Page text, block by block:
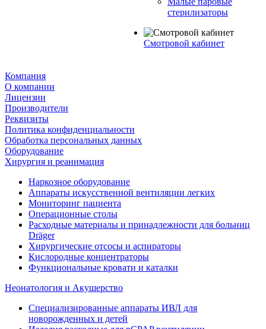
стерилизаторы
Смотровой кабинет
Компания
О компании
Лицензии
Производители
Реквизиты
Политика конфиденциальности
Обработка персональных данных
Оборудование
Хирургия и реанимация
Наркозное оборудование
Аппараты искусственной вентиляции легких
Мониторинг пациента
Операционные столы
Расходные материалы и принадлежности для больниц
Dräger
Хирургические отсосы и аспираторы
Кислородные концентраторы
Функциональные кровати и каталки
Неонатология и Акушерство
Специализированные аппараты ИВЛ для
новорожденных и детей